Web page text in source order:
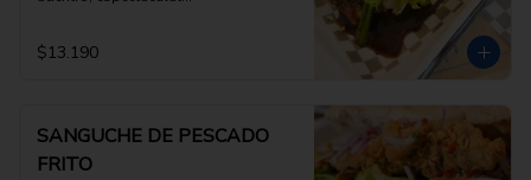
$13.190
SANGUCHE DE PESCADO
FRITO